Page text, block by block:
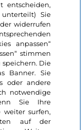
entscheiden,
Sie
widerrufen
anpassen“
stimmen
speichern. Die
Banner. Sie
oder andere
notwendige
Sie Ihre
surfen,
auf der